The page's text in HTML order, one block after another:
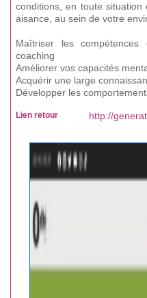
conditions, en toute
aisance, au sein de votre
Maîtriser les
coaching
Améliorer vos capacités
Acquérir une large
Développer les
Lien retour http://